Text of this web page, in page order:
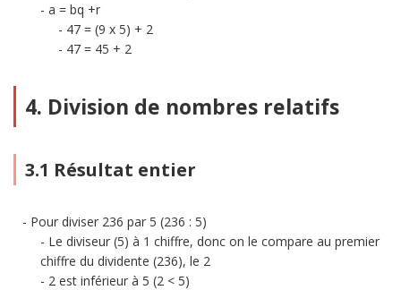
a = bq +r
47 = (9 x 5) + 2
47 = 45 + 2
4. Division de nombres relatifs
3.1 Résultat entier
Pour diviser 236 par 5 (236 : 5)
Le diviseur (5) à 1 chiffre, donc on le compare au premier
chiffre du dividente (236), le 2
2 est inférieur à 5 (2 < 5)